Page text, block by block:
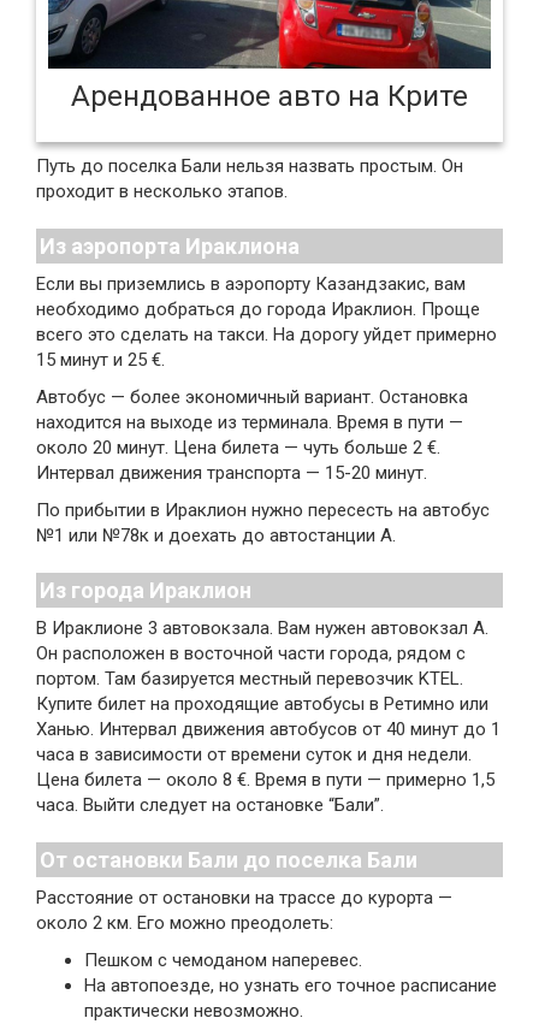
Арендованное авто на Крите
Путь до поселка Бали нельзя назвать простым. Он
проходит в несколько этапов.
Из аэропорта Ираклиона
Если вы приземлись в аэропорту Казандзакис, вам
необходимо добраться до города Ираклион. Проще
всего это сделать на такси. На дорогу уйдет примерно
15 минут и 25 €.
Автобус — более экономичный вариант. Остановка
находится на выходе из терминала. Время в пути —
около 20 минут. Цена билета — чуть больше 2 €.
Интервал движения транспорта — 15-20 минут.
По прибытии в Ираклион нужно пересесть на автобус
№1 или №78к и доехать до автостанции А.
Из города Ираклион
В Ираклионе 3 автовокзала. Вам нужен автовокзал А.
Он расположен в восточной части города, рядом с
портом. Там базируется местный перевозчик KTEL.
Купите билет на проходящие автобусы в Ретимно или
Ханью. Интервал движения автобусов от 40 минут до 1
часа в зависимости от времени суток и дня недели.
Цена билета — около 8 €. Время в пути — примерно 1,5
часа. Выйти следует на остановке “Бали”.
От остановки Бали до поселка Бали
Расстояние от остановки на трассе до курорта —
около 2 км. Его можно преодолеть:
Пешком с чемоданом наперевес.
На автопоезде, но узнать его точное расписание
практически невозможно.